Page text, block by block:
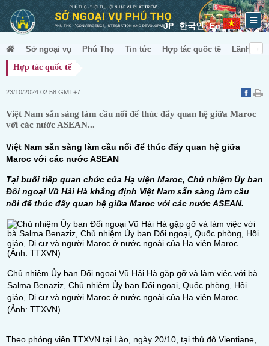
JP 한국인 En
Sở ngoại vụ Phú Thọ Tin tức Hợp tác quốc tế
Lãnh sự
Hợp tác quốc tế
23/10/2024 02:58 GMT+7
Việt Nam sẵn sàng làm cầu nối để thúc đẩy quan hệ giữa Maroc
với các nước ASEAN...
Việt Nam sẵn sàng làm cầu nối để thúc đẩy quan hệ giữa
Maroc với các nước ASEAN
Tại buổi tiếp quan chức của Hạ viện Maroc, Chủ nhiệm Ủy ban
Đối ngoại Vũ Hải Hà khẳng định Việt Nam sẵn sàng làm cầu
nối để thúc đẩy quan hệ giữa Maroc với các nước ASEAN.
Chủ nhiệm Ủy ban Đối ngoại Vũ Hải Hà gặp gỡ và làm việc với bà
Salma Benaziz, Chủ nhiệm Ủy ban Đối ngoại, Quốc phòng, Hồi
giáo, Di cư và người Maroc ở nước ngoài của Hạ viện Maroc.
(Ảnh: TTXVN)
Theo phóng viên TTXVN tại Lào, ngày 20/10, tại thủ đô Vientiane,